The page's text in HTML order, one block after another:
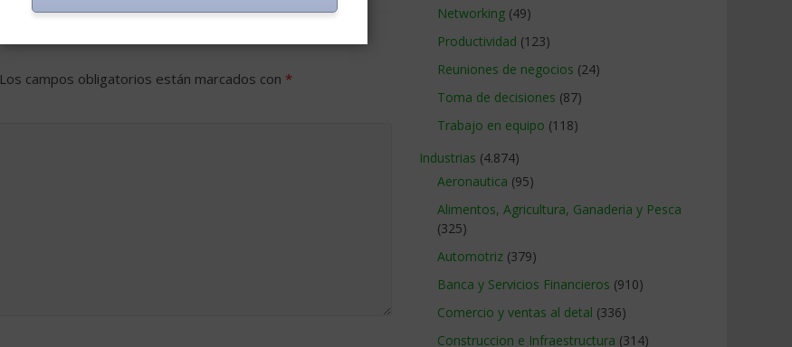
Los campos obligatorios están marcados con *
Networking (49)
Productividad (123)
Reuniones de negocios (24)
Toma de decisiones (87)
Trabajo en equipo (118)
Industrias (4.874)
Aeronautica (95)
Alimentos, Agricultura, Ganaderia y Pesca
(325)
Automotriz (379)
Banca y Servicios Financieros (910)
Comercio y ventas al detal (336)
Construccion e Infraestructura (314)